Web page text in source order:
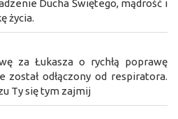
Ducha Świętego, mądrość i
życia.
za Łukasza o rychłą poprawę
został odłączony od respiratora.
Ty się tym zajmij